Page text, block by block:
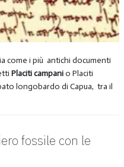
come i più antichi documenti
Placiti campanio Placiti
longobardo di Capua, tra il
fossile con le